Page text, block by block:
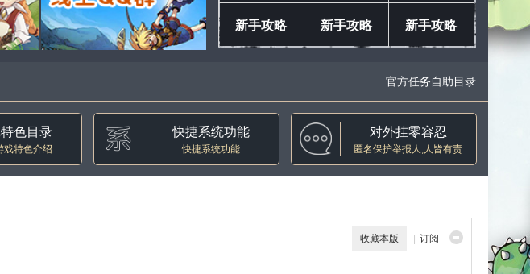
2022-04-04
2022-04-16
2022-04-16
新手攻略 新手攻略 新手攻略
官方任务自助目录
色目录
戏特色介绍
快捷系统功能
快捷系统功能
对外挂零容忍
匿名保护举报人,人皆有责
收藏本版 订阅